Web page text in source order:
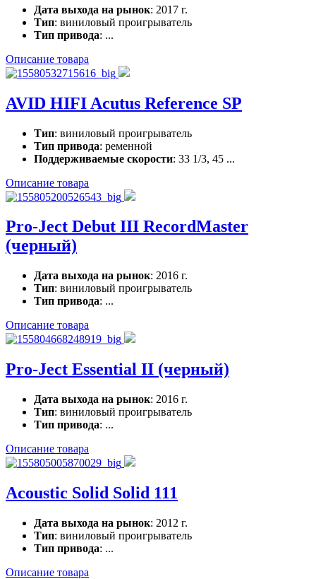
Дата выхода на рынок: 2017 г.
Тип: виниловый проигрыватель
Тип привода: ...
Описание товара
AVID HIFI Acutus Reference SP
Тип: виниловый проигрыватель
Тип привода: ременной
Поддерживаемые скорости: 33 1/3, 45 ...
Описание товара
Pro-Ject Debut III RecordMaster
(черный)
Дата выхода на рынок: 2016 г.
Тип: виниловый проигрыватель
Тип привода: ...
Описание товара
Pro-Ject Essential II (черный)
Дата выхода на рынок: 2016 г.
Тип: виниловый проигрыватель
Тип привода: ...
Описание товара
Acoustic Solid Solid 111
Дата выхода на рынок: 2012 г.
Тип: виниловый проигрыватель
Тип привода: ...
Описание товара